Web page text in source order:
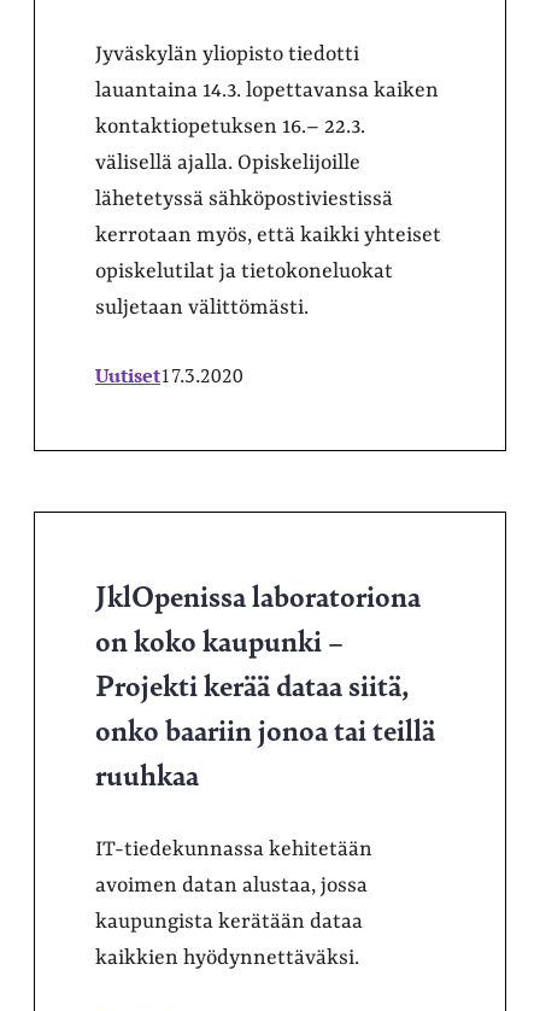
Jyväskylän yliopisto tiedotti
lauantaina 14.3. lopettavansa kaiken
kontaktiopetuksen 16.– 22.3.
välisellä ajalla. Opiskelijoille
lähetetyssä sähköpostiviestissä
kerrotaan myös, että kaikki yhteiset
opiskelutilat ja tietokoneluokat
suljetaan välittömästi.
Uutiset17.3.2020
JklOpenissa laboratoriona
on koko kaupunki –
Projekti kerää dataa siitä,
onko baariin jonoa tai teillä
ruuhkaa
IT-tiedekunnassa kehitetään
avoimen datan alustaa, jossa
kaupungista kerätään dataa
kaikkien hyödynnettäväksi.